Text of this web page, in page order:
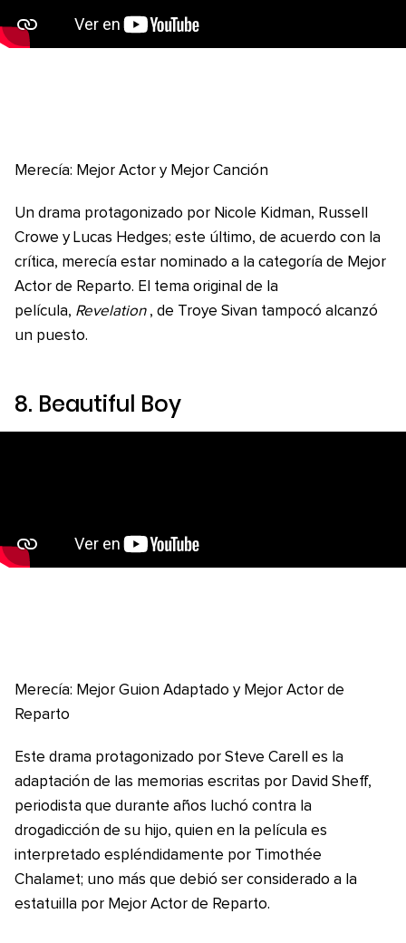
Merecía: Mejor Actor y Mejor Canción
Un drama protagonizado por Nicole Kidman, Russell
Crowe y Lucas Hedges; este último, de acuerdo con la
crítica, merecía estar nominado a la categoría de Mejor
Actor de Reparto. El tema original de la
película, Revelation , de Troye Sivan tampocó alcanzó
un puesto.
8. Beautiful Boy
Merecía: Mejor Guion Adaptado y Mejor Actor de
Reparto
Este drama protagonizado por Steve Carell es la
adaptación de las memorias escritas por David Sheff,
periodista que durante años luchó contra la
drogadicción de su hijo, quien en la película es
interpretado espléndidamente por Timothée
Chalamet; uno más que debió ser considerado a la
estatuilla por Mejor Actor de Reparto.